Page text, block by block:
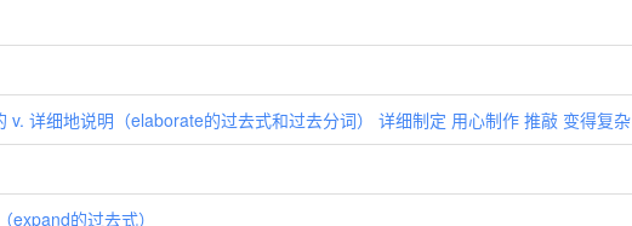
细地说明（elaborate的过去式和过去分词） 详细制定 用心制作 推敲 变得复杂
的过去式）